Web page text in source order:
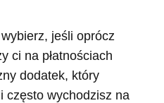
jeśli oprócz
ci na płatnościach
dodatek, który
często wychodzisz na